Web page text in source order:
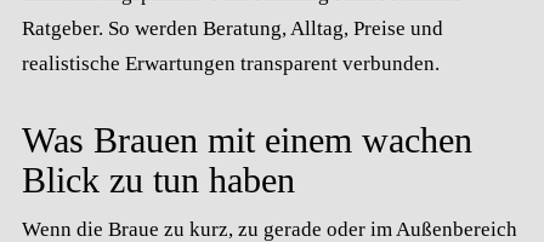
Ratgeber. So werden Beratung, Alltag, Preise und
realistische Erwartungen transparent verbunden.
Was Brauen mit einem wachen
Blick zu tun haben
Wenn die Braue zu kurz, zu gerade oder im Außenbereich